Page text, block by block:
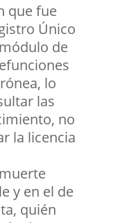
que fue
Único
de
lo
las
no
la licencia
y en el de
quién